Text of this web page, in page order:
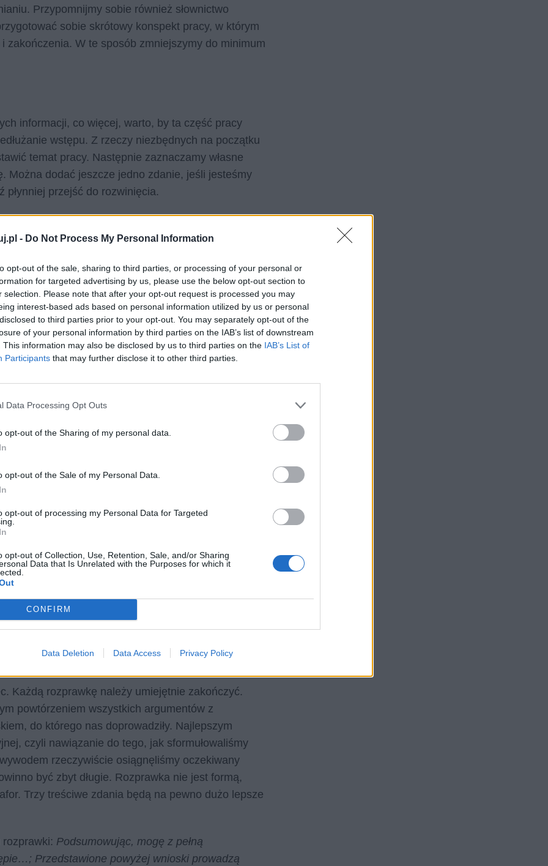
- Do Not Process My Personal Information
opt-out of the sale, sharing to third parties, or processing of your personal or
for targeted advertising by us, please use the below opt-out section to
selection. Please note that after your opt-out request is processed you may
interest-based ads based on personal information utilized by us or personal
to third parties prior to your opt-out. You may separately opt-out of the
of your personal information by third parties on the IAB’s list of downstream
This information may also be disclosed by us to third parties on the IAB’s List of
Participants that may further disclose it to other third parties.
Data Processing Opt Outs
opt-out of the Sharing of my personal data.
opt-out of the Sale of my Personal Data.
opt-out of processing my Personal Data for Targeted
opt-out of Collection, Use, Retention, Sale, and/or Sharing
Data that Is Unrelated with the Purposes for which it
CONFIRM
Data Deletion Data Access Privacy Policy
Przypomnijmy sobie również słownictwo
sobie skrótowy konspekt pracy, w którym
W te sposób zmniejszymy do minimum
informacji, co więcej, warto, by ta część pracy
wstępu. Z rzeczy niezbędnych na początku
temat pracy. Następnie zaznaczamy własne
Można dodać jeszcze jedno zdanie, jeśli jesteśmy
przejść do rozwinięcia.
osąd…; Kwestią, którą chciałbym rozważyć,
swoje argumenty. Należy pamiętać, by robić to w
temu mamy największą szansę trafić do odbiorcy
należy mnożyć argumentów w nieskończoność –
Przeważnie trzy argumenty to ilość optymalna.
nadmienić, że…; Argumentację chciałbym
myśleć/skonstatować, że…; Nie można zapominać,
Każdą rozprawkę należy umiejętnie zakończyć.
powtórzeniem wszystkich argumentów z
do którego nas doprowadziły. Najlepszym
czyli nawiązanie do tego, jak sformułowaliśmy
rzeczywiście osiągnęliśmy oczekiwany
być zbyt długie. Rozprawka nie jest formą,
Trzy treściwe zdania będą na pewno dużo lepsze
Podsumowując, mogę z pełną
Przedstawione powyżej wnioski prowadzą